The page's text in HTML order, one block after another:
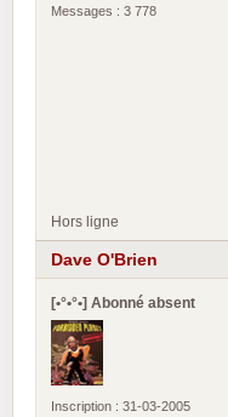
Messages : 3 778
Hors ligne
Dave O'Brien
[•°•°•] Abonné absent
Inscription : 31-03-2005